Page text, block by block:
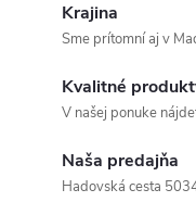
Krajina
Sme prítomní aj v
Kvalitné
V našej ponuke
Naša predajňa
Hadovská cesta